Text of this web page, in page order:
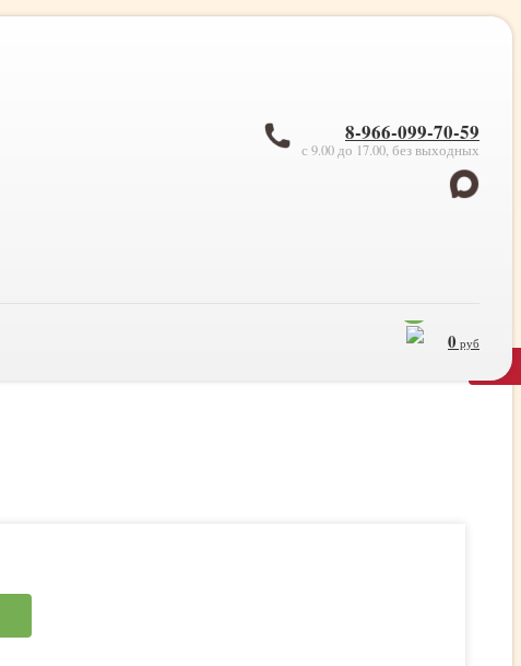
8-966-099-70-59
с 9.00 до 17.00, без выходных
0 руб